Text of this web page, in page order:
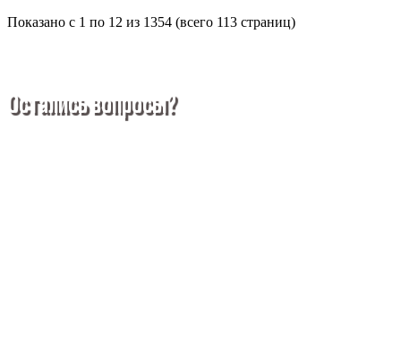
Показано с 1 по 12 из 1354 (всего 113 страниц)
Остались вопросы?